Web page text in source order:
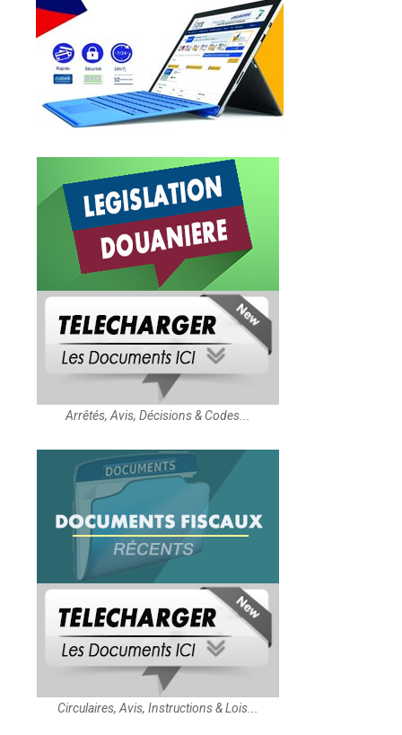
Arrêtés, Avis, Décisions & Codes...
Circulaires, Avis, Instructions & Lois...